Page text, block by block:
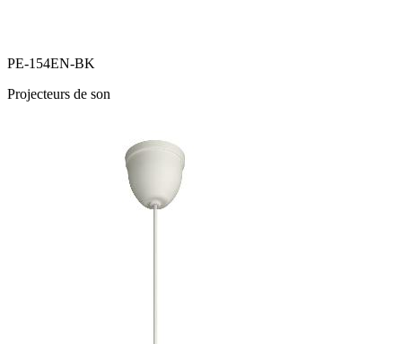
PE-154EN-BK
Projecteurs de son